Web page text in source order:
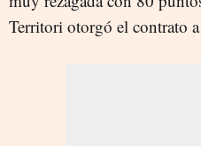
Territori otorgó el contrato